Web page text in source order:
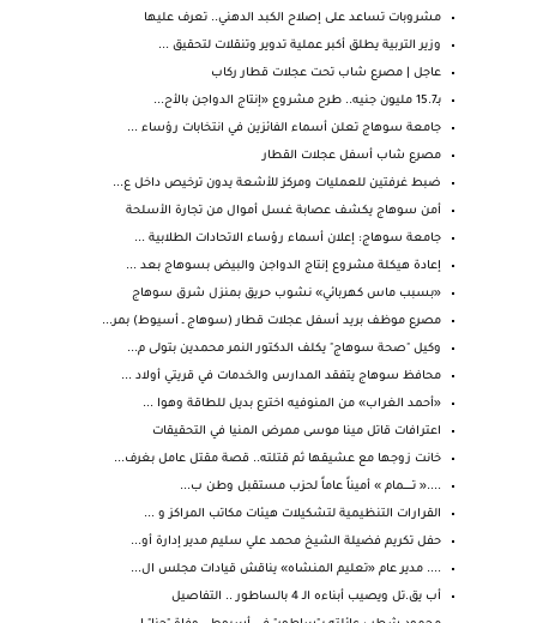
مشروبات تساعد على إصلاح الكبد الدهني.. تعرف عليها
وزير التربية يطلق أكبر عملية تدوير وتنقلات لتحقيق ...
عاجل | مصرع شاب تحت عجلات قطار ركاب
بـ15.7 مليون جنيه.. طرح مشروع «إنتاج الدواجن بالأح...
جامعة سوهاج تعلن أسماء الفائزين في انتخابات رؤساء ...
مصرع شاب أسفل عجلات القطار
ضبط غرفتين للعمليات ومركز للأشعة يدون ترخيص داخل ع...
أمن سوهاج يكشف عصابة غسل أموال من تجارة الأسلحة
جامعة سوهاج: إعلان أسماء رؤساء الاتحادات الطلابية ...
إعادة هيكلة مشروع إنتاج الدواجن والبيض بسوهاج بعد ...
«بسبب ماس كهربائي» نشوب حريق بمنزل شرق سوهاج
مصرع موظف بريد أسفل عجلات قطار (سوهاج ـ أسيوط) بمر...
وكيل "صحة سوهاج" يكلف الدكتور النمر محمدين بتولى م...
محافظ سوهاج يتفقد المدارس والخدمات في قريتي أولاد ...
«أحمد الغراب» من المنوفيه اخترع بديل للطاقة وهوا ...
اعترافات قاتل مينا موسى ممرض المنيا في التحقيقات
خانت زوجها مع عشيقها ثم قتلته.. قصة مقتل عامل بغرف...
....« تـــــــمام » أميناً عاماً لحزب مستقبل وطن ب...
القرارات التنظيمية لتشكيلات هيئات مكاتب المراكز و ...
حفل تكريم فضيلة الشيخ محمد علي سليم مدير إدارة أو...
.... مدير عام «تعليم المنشاه» يناقش قيادات مجلس ال...
أب يق.تل ويصيب أبناءه الـ 4 بالساطور .. التفاصيل